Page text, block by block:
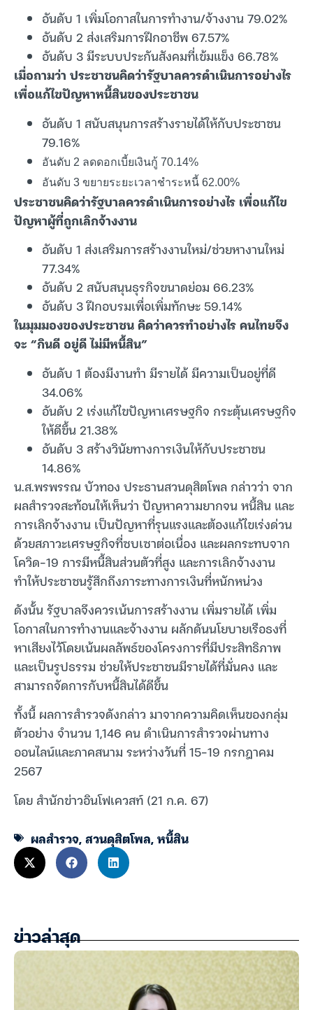
อันดับ 1 เพิ่มโอกาสในการทำงาน/จ้างงาน 79.02%
อันดับ 2 ส่งเสริมการฝึกอาชีพ 67.57%
อันดับ 3 มีระบบประกันสังคมที่เข้มแข็ง 66.78%
เมื่อถามว่า ประชาชนคิดว่ารัฐบาลควรดำเนินการอย่างไร
เพื่อแก้ไขปัญหาหนี้สินของประชาชน
อันดับ 1 สนับสนุนการสร้างรายได้ให้กับประชาชน
79.16%
อันดับ 2 ลดดอกเบี้ยเงินกู้ 70.14%
อันดับ 3 ขยายระยะเวลาชำระหนี้ 62.00%
ประชาชนคิดว่ารัฐบาลควรดำเนินการอย่างไร เพื่อแก้ไข
ปัญหาผู้ที่ถูกเลิกจ้างงาน
อันดับ 1 ส่งเสริมการสร้างงานใหม่/ช่วยหางานใหม่
77.34%
อันดับ 2 สนับสนุนธุรกิจขนาดย่อม 66.23%
อันดับ 3 ฝึกอบรมเพื่อเพิ่มทักษะ 59.14%
ในมุมมองของประชาชน คิดว่าควรทำอย่างไร คนไทยจึง
จะ “กินดี อยู่ดี ไม่มีหนี้สิน”
อันดับ 1 ต้องมีงานทำ มีรายได้ มีความเป็นอยู่ที่ดี
34.06%
อันดับ 2 เร่งแก้ไขปัญหาเศรษฐกิจ กระตุ้นเศรษฐกิจ
ให้ดีขึ้น 21.38%
อันดับ 3 สร้างวินัยทางการเงินให้กับประชาชน
14.86%
น.ส.พรพรรณ บัวทอง ประธานสวนดุสิตโพล กล่าวว่า จาก
ผลสำรวจสะท้อนให้เห็นว่า ปัญหาความยากจน หนี้สิน และ
การเลิกจ้างงาน เป็นปัญหาที่รุนแรงและต้องแก้ไขเร่งด่วน
ด้วยสภาวะเศรษฐกิจที่ซบเซาต่อเนื่อง และผลกระทบจาก
โควิด-19 การมีหนี้สินส่วนตัวที่สูง และการเลิกจ้างงาน
ทำให้ประชาชนรู้สึกถึงภาระทางการเงินที่หนักหน่วง
ดังนั้น รัฐบาลจึงควรเน้นการสร้างงาน เพิ่มรายได้ เพิ่ม
โอกาสในการทำงานและจ้างงาน ผลักดันนโยบายเรือธงที่
หาเสียงไว้โดยเน้นผลลัพธ์ของโครงการที่มีประสิทธิภาพ
และเป็นรูปธรรม ช่วยให้ประชาชนมีรายได้ที่มั่นคง และ
สามารถจัดการกับหนี้สินได้ดีขึ้น
ทั้งนี้ ผลการสำรวจดังกล่าว มาจากความคิดเห็นของกลุ่ม
ตัวอย่าง จำนวน 1,146 คน ดำเนินการสำรวจผ่านทาง
ออนไลน์และภาคสนาม ระหว่างวันที่ 15-19 กรกฎาคม
2567
โดย สำนักข่าวอินโฟเควสท์ (21 ก.ค. 67)
ผลสำรวจ,สวนดุสิตโพล,หนี้สิน
ข่าวล่าสุด